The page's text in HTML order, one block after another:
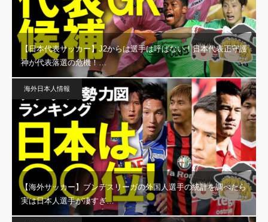
【日本代表サッカー】J2からは選手は呼ばない！日本代表正守護
神が代表落選の危機！…
海外日本人情報
【海外サッカー】ブンデスリーガの外国人選手の統計を調べたら
実は日本人選手が凄すぎ…